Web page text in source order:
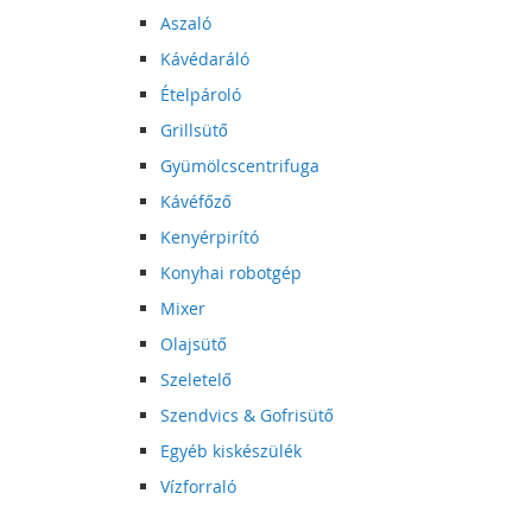
Aszaló
Kávédaráló
Ételpároló
Grillsütő
Gyümölcscentrifuga
Kávéfőző
Kenyérpirító
Konyhai robotgép
Mixer
Olajsütő
Szeletelő
Szendvics & Gofrisütő
Egyéb kiskészülék
Vízforraló